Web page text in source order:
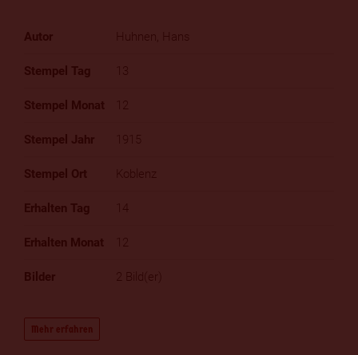
Huhnen, Hans
13
12
1915
Koblenz
14
12
2 Bild(er)
Mehr erfahren